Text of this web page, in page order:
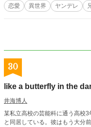
恋愛 異世界 ヤンデレ
30
like a butterfly in the
井海博人
某私立高校の芸能科に通う高校
と同居している。彼はもう大分